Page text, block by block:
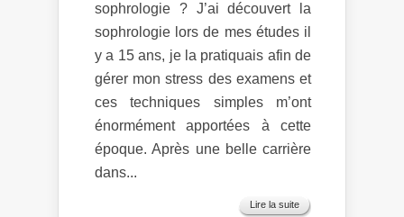
sophrologie ? J’ai découvert la
sophrologie lors de mes études il
y a 15 ans, je la pratiquais afin de
gérer mon stress des examens et
ces techniques simples m’ont
énormément apportées à cette
époque. Après une belle carrière
dans...
Lire la suite